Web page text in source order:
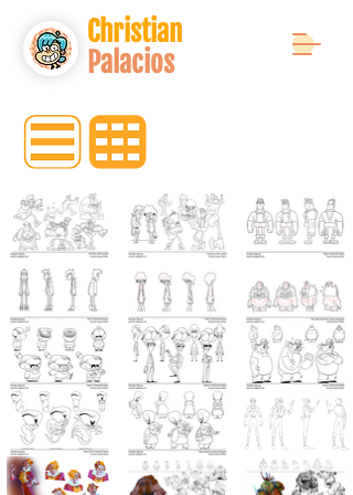
Christian
Palacios